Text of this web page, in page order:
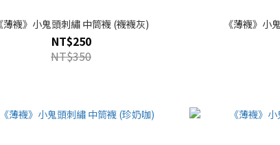
《薄襪》小鬼頭刺繡 中筒襪 (襪襪灰)
NT$250
NT$350